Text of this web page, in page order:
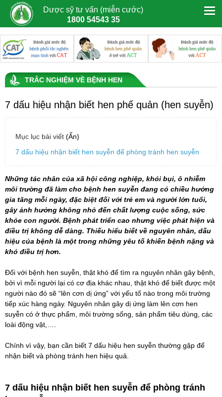
Dược sỹ tư vấn (miễn cước)
1800 54543 35
TRẮC NGHIỆM VỀ BỆNH HEN
7 dấu hiệu nhận biết hen phế quản (hen suyễn)
Mục lục bài viết (Ẩn)
7 dấu hiệu nhận biết hen suyễn để phòng tránh hen suyễn
Những tác nhân của xã hội công nghiệp, khói bụi, ô nhiễm
môi trường đã làm cho bệnh hen suyễn đang có chiều hướng
gia tăng mỗi ngày, đặc biệt đối với trẻ em và người lớn tuổi,
gây ảnh hưởng không nhỏ đến chất lượng cuộc sống, sức
khỏe con người. Bệnh phát triển cao nhưng việc phát hiện và
điều trị không dễ dàng. Thiếu hiểu biết về nguyên nhân, dấu
hiệu của bệnh là một trong những yêu tố khiến bệnh nặng và
khó điều trị hơn.
Đối với bệnh hen suyễn, thật khó để tìm ra nguyên nhân gây bệnh,
bởi vì mỗi người lại có cơ địa khác nhau, thật khó để biết được một
người nào đó sẽ “lên cơn dị ứng” với yếu tố nào trong môi trường
tiếp xúc hàng ngày. Nguyên nhân gây dị ứng làm lên cơn hen
suyễn có ở thực phẩm, môi trường sống, sản phẩm tiêu dùng, các
loài động vật,….
Chính vì vậy, bạn cần biết 7 dấu hiệu hen suyễn thường gặp để
nhận biết và phòng tránh hen hiệu quả.
7 dấu hiệu nhận biết hen suyễn để phòng tránh